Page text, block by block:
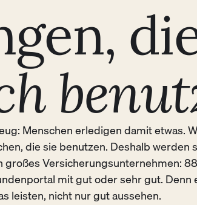
Menschen erledigen damit etwas.
die sie benutzen. Deshalb werden
Versicherungsunternehmen:
mit gut oder sehr gut.
leisten, nicht nur gut aussehen.